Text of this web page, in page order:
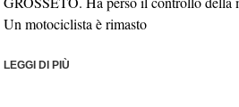
Un motociclista è rimasto
LEGGI DI PIÙ